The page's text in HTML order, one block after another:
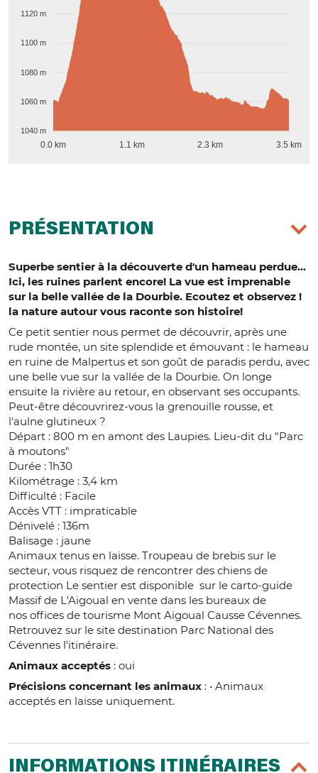
1120 m
1100 m
1080 m
1060 m
1040 m
0.0 km 1.1 km 2.3 km 3.5 km
PRÉSENTATION
Superbe sentier à la découverte d'un hameau perdue...
Ici, les ruines parlent encore! La vue est imprenable
sur la belle vallée de la Dourbie. Ecoutez et observez !
la nature autour vous raconte son histoire!
Ce petit sentier nous permet de découvrir, après une
rude montée, un site splendide et émouvant : le hameau
en ruine de Malpertus et son goût de paradis perdu, avec
une belle vue sur la vallée de la Dourbie. On longe
ensuite la rivière au retour, en observant ses occupants.
Peut-être découvrirez-vous la grenouille rousse, et
l'aulne glutineux ?
Départ : 800 m en amont des Laupies. Lieu-dit du "Parc
à moutons"
Durée : 1h30
Kilométrage : 3,4 km
Difficulté : Facile
Accès VTT : impraticable
Dénivelé : 136m
Balisage : jaune
Animaux tenus en laisse. Troupeau de brebis sur le
secteur, vous risquez de rencontrer des chiens de
protection Le sentier est disponible sur le carto-guide
Massif de L'Aigoual en vente dans les bureaux de
nos offices de tourisme Mont Aigoual Causse Cévennes.
Retrouvez sur le site destination Parc National des
Cévennes l'itinéraire.
Animaux acceptés : oui
Précisions concernant les animaux : • Animaux
acceptés en laisse uniquement.
INFORMATIONS ITINÉRAIRES